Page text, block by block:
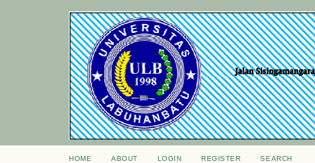
HOME ABOUT LOGIN REGISTER SEARCH